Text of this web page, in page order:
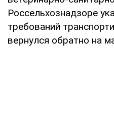
Россельхознадзоре
требований
вернулся обратно на